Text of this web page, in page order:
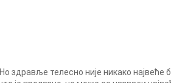
здравље телесно није никако највеће